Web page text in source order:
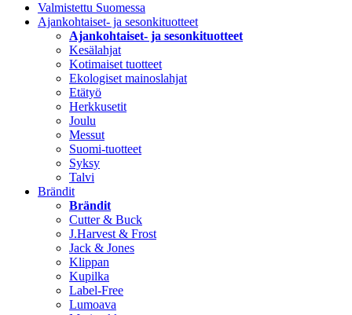
Valmistettu Suomessa
Ajankohtaiset- ja sesonkituotteet
Ajankohtaiset- ja sesonkituotteet
Kesälahjat
Kotimaiset tuotteet
Ekologiset mainoslahjat
Etätyö
Herkkusetit
Joulu
Messut
Suomi-tuotteet
Syksy
Talvi
Brändit
Brändit
Cutter & Buck
J.Harvest & Frost
Jack & Jones
Klippan
Kupilka
Label-Free
Lumoava